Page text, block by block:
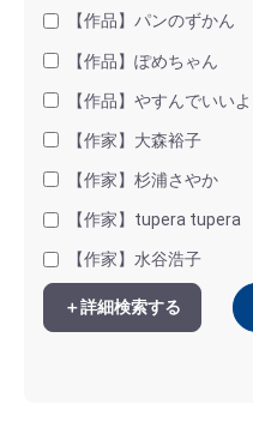
【作品】パンのずかん
【作品】ぽめちゃん
【作品】やすんでいいよ
【作家】大森裕子
【作家】杉浦さやか
【作家】tupera tupera
【作家】水谷浩子
＋詳細検索する